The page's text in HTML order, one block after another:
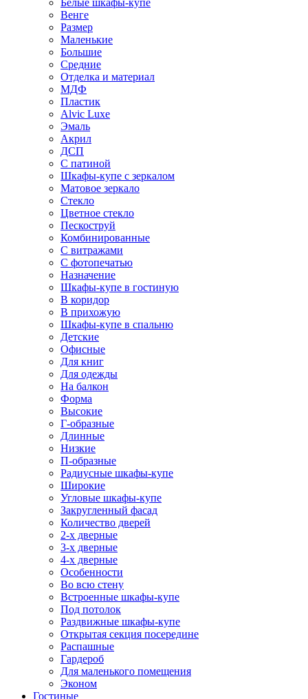
Белые шкафы-купе
Венге
Размер
Маленькие
Большие
Средние
Отделка и материал
МДФ
Пластик
Alvic Luxe
Эмаль
Акрил
ДСП
С патиной
Шкафы-купе с зеркалом
Матовое зеркало
Стекло
Цветное стекло
Пескоструй
Комбинированные
С витражами
С фотопечатью
Назначение
Шкафы-купе в гостиную
В коридор
В прихожую
Шкафы-купе в спальню
Детские
Офисные
Для книг
Для одежды
На балкон
Форма
Высокие
Г-образные
Длинные
Низкие
П-образные
Радиусные шкафы-купе
Широкие
Угловые шкафы-купе
Закругленный фасад
Количество дверей
2-х дверные
3-х дверные
4-х дверные
Особенности
Во всю стену
Встроенные шкафы-купе
Под потолок
Раздвижные шкафы-купе
Открытая секция посередине
Распашные
Гардероб
Для маленького помещения
Эконом
Гостиные